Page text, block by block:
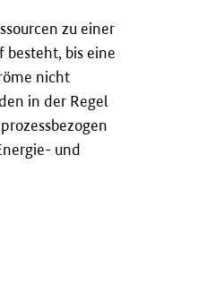
zu einer
besteht, bis eine
nicht
in der Regel
und